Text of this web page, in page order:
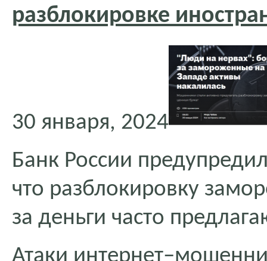
разблокировке
30 января, 2024
Банк России
что разблокировку
за деньги часто